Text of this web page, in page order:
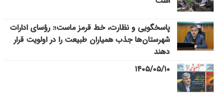
پاسخگویی و نظارت، خط قرمز ماست؛: رؤسای ادارات
شهرستان‌ها جذب همیاران طبیعت را در اولویت قرار
دهند
۱۴۰۵/۰۵/۱۰